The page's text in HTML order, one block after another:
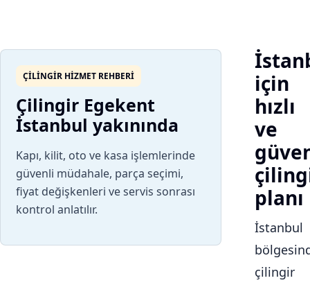
ÇILINGIR HIZMET REHBERI
Çilingir Egekent
İstanbul yakınında
Kapı, kilit, oto ve kasa işlemlerinde
güvenli müdahale, parça seçimi,
fiyat değişkenleri ve servis sonrası
kontrol anlatılır.
için
hızlı
ve
planı
İstanbul
çilingir